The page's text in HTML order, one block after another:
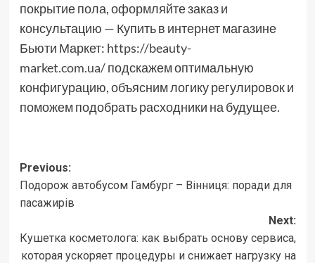
покрытие пола, оформляйте заказ и
консультацию — Купить в интернет магазине
Бьюти Маркет: https://beauty-
market.com.ua/подскажем оптимальную
конфигурацию, объясним логику регулировок и
поможем подобрать расходники на будущее.
Post
navigation
Previous:
Подорож автобусом Гамбург – Вінниця: поради для
пасажирів
Next:
Кушетка косметолога: как выбрать основу сервиса,
которая ускоряет процедуры и снижает нагрузку на